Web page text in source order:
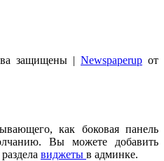
защищены | Newspaperup от
как боковая панель
Вы можете добавить
виджеты в админке.